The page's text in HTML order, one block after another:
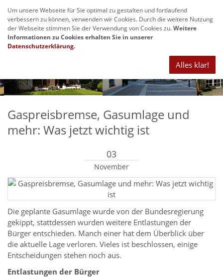
Gaspreisbremse, Gasumlage und
mehr: Was jetzt wichtig ist
03
November
Die geplante Gasumlage wurde von der Bundesregierung
gekippt, stattdessen wurden weitere Entlastungen der
Bürger entschieden. Manch einer hat dem Überblick über
die aktuelle Lage verloren. Vieles ist beschlossen, einige
Entscheidungen stehen noch aus.
Entlastungen der Bürger
Um unsere Webseite für Sie optimal zu gestalten und fortlaufend
verbessern zu können, verwenden wir Cookies. Durch die weitere Nutzung
der Webseite stimmen Sie der Verwendung von Cookies zu.Weitere
Informationen zu Cookies erhalten Sie in unserer
Datenschutzerklärung.
Alles klar!